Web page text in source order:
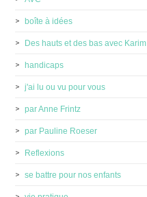
boîte à idées
Des hauts et des bas avec Karim
handicaps
j'ai lu ou vu pour vous
par Anne Frintz
par Pauline Roeser
Reflexions
se battre pour nos enfants